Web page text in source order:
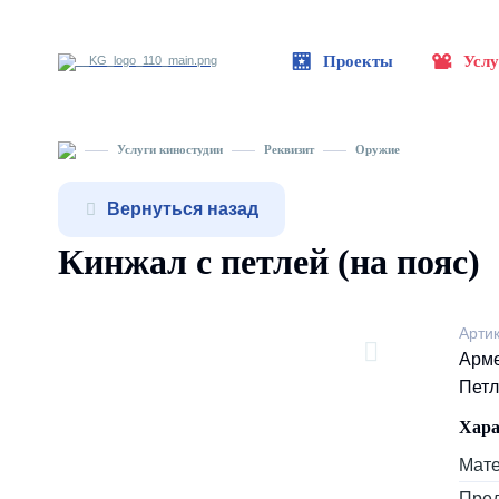
Проекты
Услуги киностудии Реквизит Оружие
Вернуться назад
Кинжал с петлей (на пояс)